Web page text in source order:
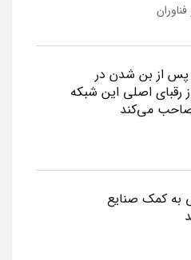
پس از بن شدن در
رقبای اصلی این شبکه
می‌کند
به کمک صنایع